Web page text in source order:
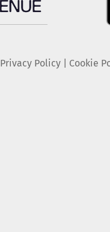
Privacy Policy| Cookie